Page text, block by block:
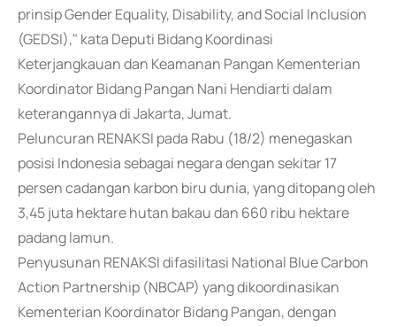
prinsip Gender Equality, Disability, and Social Inclusion
(GEDSI)," kata Deputi Bidang Koordinasi
Keterjangkauan dan Keamanan Pangan Kementerian
Koordinator Bidang Pangan Nani Hendiarti dalam
keterangannya di Jakarta, Jumat.
Peluncuran RENAKSI pada Rabu (18/2) menegaskan
posisi Indonesia sebagai negara dengan sekitar 17
persen cadangan karbon biru dunia, yang ditopang oleh
3,45 juta hektare hutan bakau dan 660 ribu hektare
padang lamun.
Penyusunan RENAKSI difasilitasi National Blue Carbon
Action Partnership (NBCAP) yang dikoordinasikan
Kementerian Koordinator Bidang Pangan, dengan